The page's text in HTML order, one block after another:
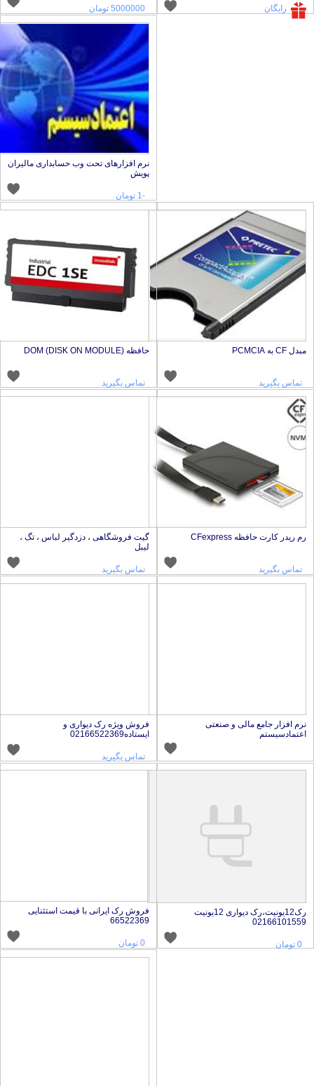
رایگان 5000000 تومان
نرم افزارهای تحت وب حسابداری مالیران
پویش
مبدل CF به PCMCIA
تماس بگیرید
حافظه DOM (DISK ON MODULE)
تماس بگیرید
رم ریدر کارت حافظه CFexpress
تماس بگیرید
گیت فروشگاهی ، دزدگیر لباس ، تگ ،
لیبل
تماس بگیرید
نرم افزار جامع مالی و صنعتی
اعتمادسیستم
فروش ویژه رک دیواری و
ایستاده02166522369
تماس بگیرید
رک12یونیت،رک دیواری 12یونیت
02166101559
فروش رک ایرانی با قیمت استثنایی
66522369